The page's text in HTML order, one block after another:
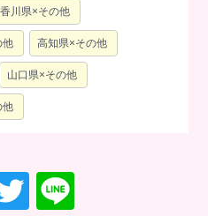
香川県×その他
他 高知県×その他
山口県×その他
他
T